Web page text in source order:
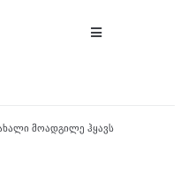
მოადგილე ჰყავს